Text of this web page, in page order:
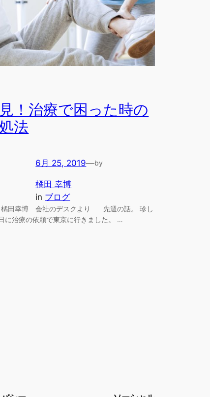
！治療で困った時の
法
6月 25, 2019—by
橘田 幸博
in ブログ
橘田幸博 会社のデスクより 先週の話。 珍し
に治療の依頼で東京に行きました。 …